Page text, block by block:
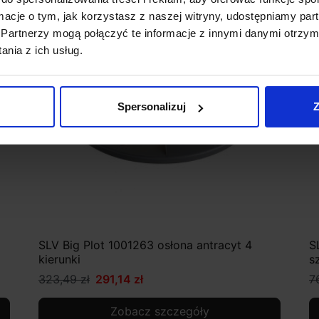
o tym, jak korzystasz z naszej witryny, udostępniamy
mogą połączyć te informacje z innymi danymi
z ich usług.
Spersonalizuj
SLV Big Plot 1001263 osłona antracyt 4
kierunki
323,49 zł 291,14 zł
Zobacz szczegóły